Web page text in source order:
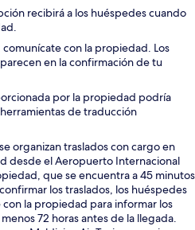
recibirá a los huéspedes cuando
con la propiedad. Los
en la confirmación de tu
por la propiedad podría
de traducción
organizan traslados con cargo en
desde el Aeropuerto Internacional
que se encuentra a 45 minutos
los traslados, los huéspedes
la propiedad para informar los
72 horas antes de la llegada.